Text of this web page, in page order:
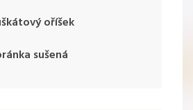
oříšek
sušená